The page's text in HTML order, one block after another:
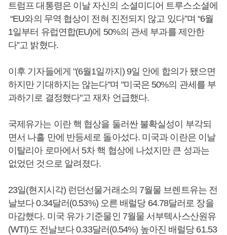
트럼프 대통령은 이날 자신의 소셜미디어 트루스소셜에
“EU와의 무역 협상이 전혀 진전되지 않고 있다”며 “6월
1일부터 유럽연합(EU)에 50%의 관세 부과를 제안한
다”고 밝혔다.
이후 기자들에게 "(6월1일까지) 9일 안에 합의가 됐으면
하지만 기대하지는 않는다"며 "미국은 50%의 관세를 부
과하기로 결정했다"고 재차 언급했다.
국제유가는 이란 핵 협상을 둘러싼 불확실성이 부각되
면서 나흘 만에 반등세로 돌아섰다. 미국과 이란은 이날
이탈리아 로마에서 5차 핵 협상에 나섰지만 큰 성과는
없었던 것으로 알려졌다.
23일(현지시각) 런던선물거래소의 7월물 브렌트유는 전
날보다 0.34달러(0.53%) 오른 배럴당 64.78달러로 장을
마감했다. 미국 유가 기준물인 7월물 서부텍사스산원유
(WTI)도 전날보다 0.33달러(0.54%) 높아진 배럴당 61.53